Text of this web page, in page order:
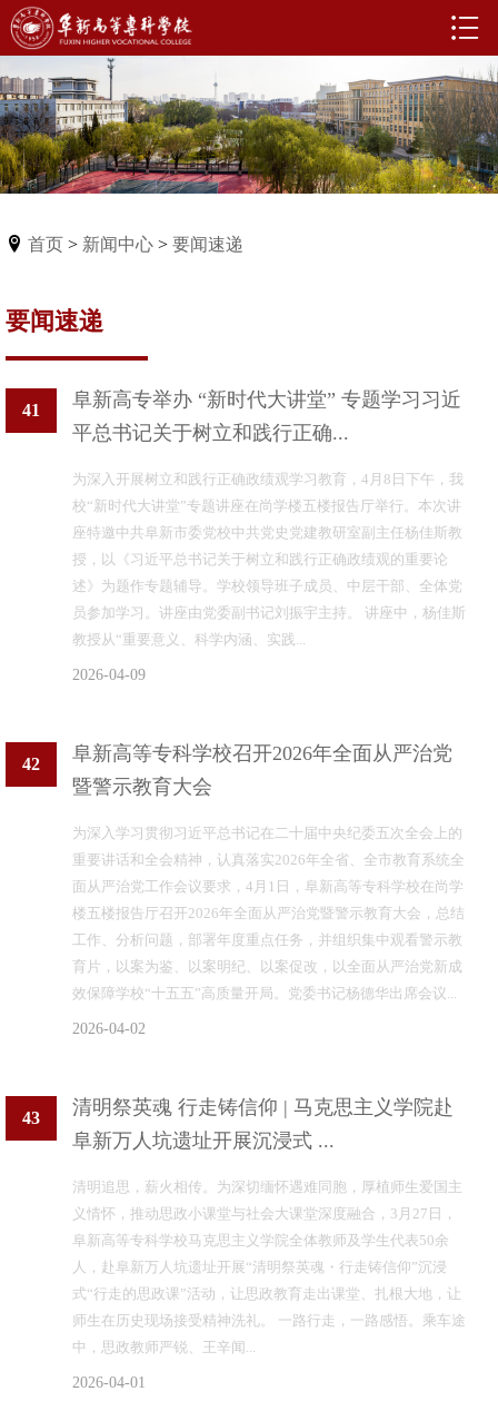
首页 > 新闻中心 > 要闻速递
要闻速递
41
阜新高专举办 “新时代大讲堂” 专题学习习近
平总书记关于树立和践行正确...
为深入开展树立和践行正确政绩观学习教育，4月8日下午，我
校“新时代大讲堂”专题讲座在尚学楼五楼报告厅举行。本次讲
座特邀中共阜新市委党校中共党史党建教研室副主任杨佳斯教
授，以《习近平总书记关于树立和践行正确政绩观的重要论
述》为题作专题辅导。学校领导班子成员、中层干部、全体党
员参加学习。讲座由党委副书记刘振宇主持。 讲座中，杨佳斯
教授从“重要意义、科学内涵、实践...
2026-04-09
42
阜新高等专科学校召开2026年全面从严治党
暨警示教育大会
为深入学习贯彻习近平总书记在二十届中央纪委五次全会上的
重要讲话和全会精神，认真落实2026年全省、全市教育系统全
面从严治党工作会议要求，4月1日，阜新高等专科学校在尚学
楼五楼报告厅召开2026年全面从严治党暨警示教育大会，总结
工作、分析问题，部署年度重点任务，并组织集中观看警示教
育片，以案为鉴、以案明纪、以案促改，以全面从严治党新成
效保障学校“十五五”高质量开局。党委书记杨德华出席会议...
2026-04-02
43
清明祭英魂 行走铸信仰 | 马克思主义学院赴
阜新万人坑遗址开展沉浸式 ...
清明追思，薪火相传。为深切缅怀遇难同胞，厚植师生爱国主
义情怀，推动思政小课堂与社会大课堂深度融合，3月27日，
阜新高等专科学校马克思主义学院全体教师及学生代表50余
人，赴阜新万人坑遗址开展“清明祭英魂・行走铸信仰”沉浸
式“行走的思政课”活动，让思政教育走出课堂、扎根大地，让
师生在历史现场接受精神洗礼。 一路行走，一路感悟。乘车途
中，思政教师严锐、王辛闻...
2026-04-01